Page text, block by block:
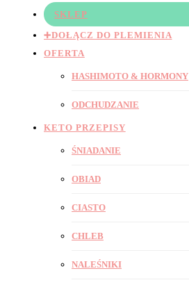
SKLEP
➕DOŁĄCZ DO PLEMIENIA
OFERTA
HASHIMOTO & HORMONY
ODCHUDZANIE
KETO PRZEPISY
ŚNIADANIE
OBIAD
CIASTO
CHLEB
NALEŚNIKI